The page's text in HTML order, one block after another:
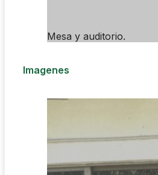
Mesa y auditorio.
Imagenes